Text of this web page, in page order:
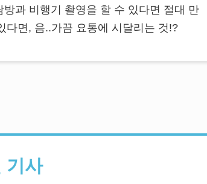
과 비행기 촬영을 할 수 있다면 절대 만
다면, 음..가끔 요통에 시달리는 것!?
기사